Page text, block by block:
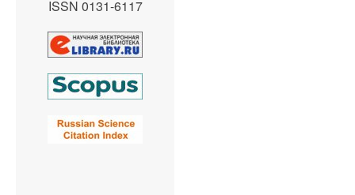
ISSN 0131-6117